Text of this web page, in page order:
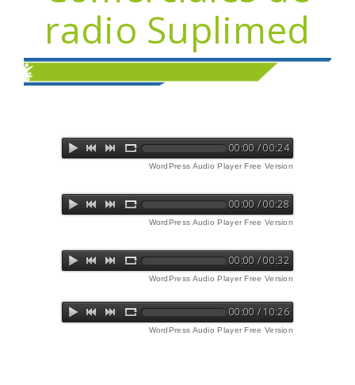
radio Suplimed
00:00 / 00:24
WordPress Audio Player Free Version
00:00 / 00:28
WordPress Audio Player Free Version
00:00 / 00:32
WordPress Audio Player Free Version
00:00 / 10:26
WordPress Audio Player Free Version